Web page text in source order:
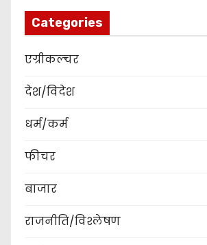
Categories
एग्रीकल्चर
देश/विदेश
धर्म/कर्म
फीचर
बाजार
राजनीति/विश्लेषण